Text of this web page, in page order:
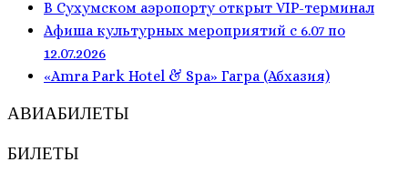
В Сухумском аэропорту открыт VIP-терминал
Афиша культурных мероприятий с 6.07 по
12.07.2026
«Amra Park Hotel & Spa» Гагра (Абхазия)
АВИАБИЛЕТЫ
БИЛЕТЫ